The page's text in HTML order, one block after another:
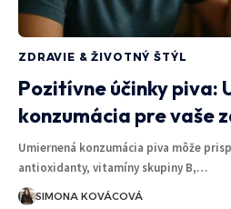
ZDRAVIE & ŽIVOTNÝ ŠTÝL
Pozitívne účinky piva:
konzumácia pre vaše
Umiernená konzumácia piva môže
antioxidanty, vitamíny skupiny B,…
SIMONA KOVÁCOVÁ